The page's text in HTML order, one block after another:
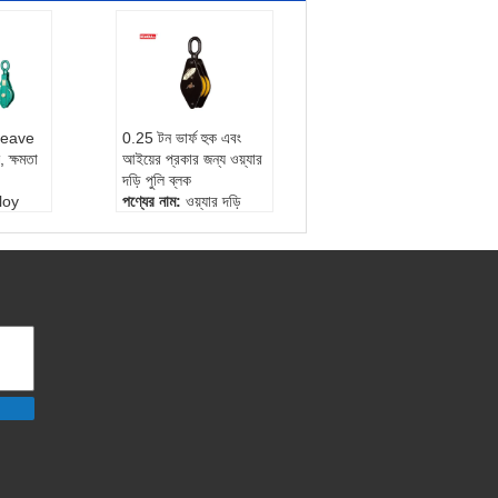
0.25 টন ভার্ফ হুক এবং
আইয়ের প্রকার জন্য ওয়্যার
দড়ি পুলি ব্লক
পণ্যের নাম:ওয়্যার দড়ি